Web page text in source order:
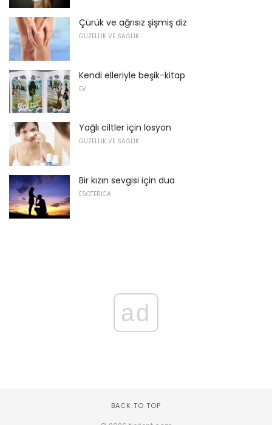
Çürük ve ağrısız şişmiş diz
GÜZELLIK VE SAĞLIK
Kendi elleriyle beşik-kitap
EV
Yağlı ciltler için losyon
GÜZELLIK VE SAĞLIK
Bir kızın sevgisi için dua
ESOTERICA
ad
BACK TO TOP